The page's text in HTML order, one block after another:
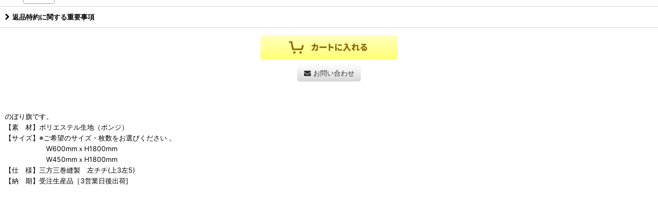
返品特約に関する重要事項
お問い合わせ
のぼり旗です。
【素 材】ポリエステル生地（ポンジ）
【サイズ】※ご希望のサイズ・枚数をお選びください 。
W600mmｘH1800mm
W450mmｘH1800mm
【仕 様】三方三巻縫製 左チチ(上3左5)
【納 期】受注生産品［3営業日後出荷]